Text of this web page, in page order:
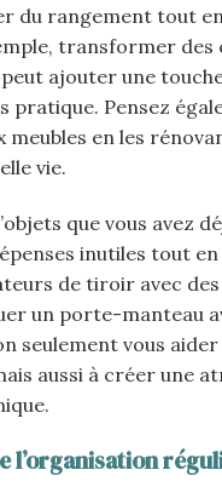
du rangement tout
transformer des
ajouter une
pratique. Pensez
meubles en les
vie.
que vous avez
inutiles tout
de tiroir avec
un porte-manteau
seulement vous aider
aussi à créer une
l’organisation